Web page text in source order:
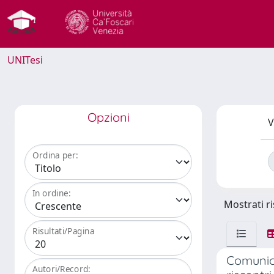
UNITesi
Opzioni
Ordina per:
In ordine:
Risultati/Pagina
Autori/Record:
Mostrati